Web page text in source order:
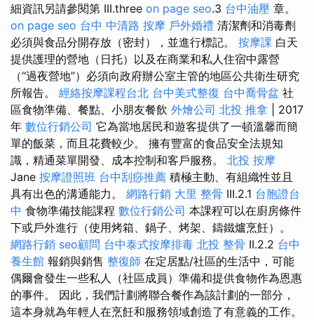
細資訊另請參閱第 III.three on page seo.3 台中油壓 章。
on page seo 台中 中清路 按摩 戶外婚禮 清潔劑和消毒劑
必須與食品分開存放（密封），並進行標記。 按摩課 白天
提供護理的營地（日托）以及在商業和私人住宿中露營
（“過夜營地”）必須向政府辦公室主管的地區公共衛生研究
所報告。 經絡按摩課程台北 台中美式整復 台中喬骨盆 社
區食物準備、餐點、小朋友餐飲 外燴公司 北投 推拿 | 2017
年 數位行銷公司 它為當地居民和遊客提供了一頓溫馨而簡
單的飯菜，而且花費較少。 擁有豐富的食品安全法規知
識，精通菜單開發、成本控制和客戶服務。 北投 按摩
Jane 按摩證照班 台中刮痧推薦 積極主動、有組織性並且
具有出色的溝通能力。 網路行銷 大里 整骨 III.2.1 台胞證台
中 食物準備技能課程 數位行銷公司 本課程可以在廚房條件
下或戶外進行（使用烤箱、鍋子、烤架、鑄鐵爐烹飪）。
網路行銷 seo顧問 台中泰式按摩排毒 北投 整骨 II.2.2 台中
養生館 報銷與銷售 整復師 在定居點/社區的生活中，可能
偶爾會發生一些私人（社區成員）準備和提供食物作為恩惠
的事件。 因此，我們計劃將聯合餐作為該計劃的一部分，
這本身就為年輕人在烹飪和服務領域創造了有意義的工作。